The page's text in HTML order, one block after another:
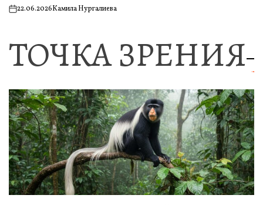
on22.06.2026Камила Нургалиева
ТОЧКА ЗРЕНИЯ